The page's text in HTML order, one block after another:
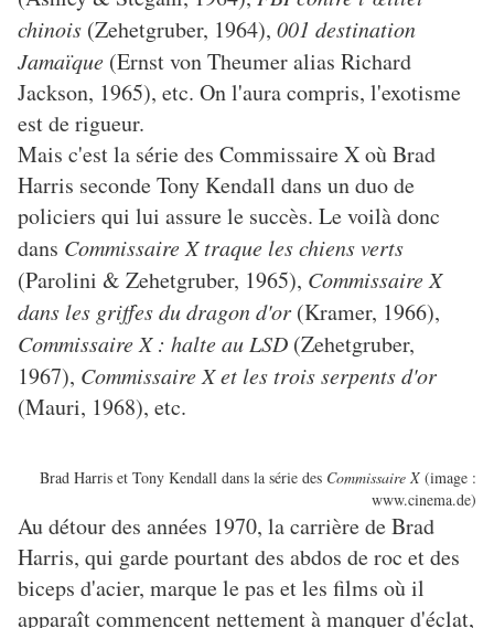
chinois (Zehetgruber, 1964), 001 destination
Jamaïque (Ernst von Theumer alias Richard
Jackson, 1965), etc. On l'aura compris, l'exotisme
est de rigueur.
Mais c'est la série des Commissaire X où Brad
Harris seconde Tony Kendall dans un duo de
policiers qui lui assure le succès. Le voilà donc
dans Commissaire X traque les chiens verts
(Parolini & Zehetgruber, 1965), Commissaire X
dans les griffes du dragon d'or (Kramer, 1966),
Commissaire X : halte au LSD (Zehetgruber,
1967), Commissaire X et les trois serpents d'or
(Mauri, 1968), etc.
Brad Harris et Tony Kendall dans la série des Commissaire X (image :
www.cinema.de)
Au détour des années 1970, la carrière de Brad
Harris, qui garde pourtant des abdos de roc et des
biceps d'acier, marque le pas et les films où il
apparaît commencent nettement à manquer d'éclat,